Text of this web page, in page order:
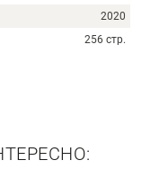
2020
256 стр.